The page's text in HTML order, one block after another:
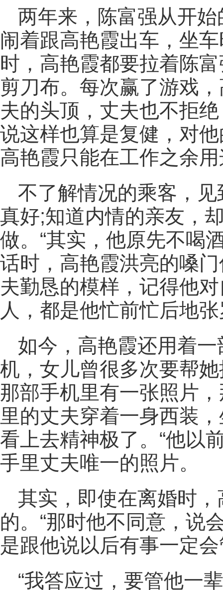
两年来，陈富强从开
闹着跟高艳霞出车，坐
时，高艳霞都要拉着陈
剪刀布。每次赢了游戏
夫的头顶，丈夫也不拒
说这样也算是复健，对
高艳霞只能在工作之余
不了解情况的乘客，
真好;知道内情的亲友，
做。“其实，他原先不喝
话时，高艳霞洪亮的嗓
夫勤恳的模样，记得他
人，都是他忙前忙后地
如今，高艳霞还用着
机，女儿曾很多次要帮
那部手机里有一张照片
里的丈夫穿着一身西装
看上去精神极了。“他以
手里丈夫唯一的照片。
其实，即使在离婚时
的。“那时他不同意，说
是跟他说以后有事一定会
“我答应过，要管他一